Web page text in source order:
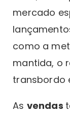
mercado
como a
mantida, o
transbordo
As vendas